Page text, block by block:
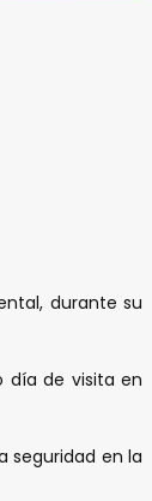
durante su
día de visita en
seguridad en la